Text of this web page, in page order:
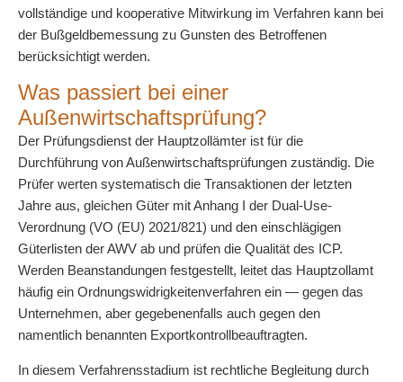
vollständige und kooperative Mitwirkung im Verfahren kann bei
der Bußgeldbemessung zu Gunsten des Betroffenen
berücksichtigt werden.
Was passiert bei einer
Außenwirtschaftsprüfung?
Der Prüfungsdienst der Hauptzollämter ist für die
Durchführung von Außenwirtschaftsprüfungen zuständig. Die
Prüfer werten systematisch die Transaktionen der letzten
Jahre aus, gleichen Güter mit Anhang I der Dual-Use-
Verordnung (VO (EU) 2021/821) und den einschlägigen
Güterlisten der AWV ab und prüfen die Qualität des ICP.
Werden Beanstandungen festgestellt, leitet das Hauptzollamt
häufig ein Ordnungswidrigkeitenverfahren ein — gegen das
Unternehmen, aber gegebenenfalls auch gegen den
namentlich benannten Exportkontrollbeauftragten.
In diesem Verfahrensstadium ist rechtliche Begleitung durch